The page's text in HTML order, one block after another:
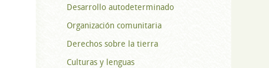
Desarrollo autodeterminado
Organización comunitaria
Derechos sobre la tierra
Culturas y lenguas